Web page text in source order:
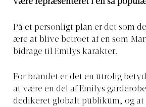
være repræsenteret i en så
På et personligt plan er det som
ære at blive betroet af en som
bidrage til Emilys karakter.
For brandet er det en utrolig
at være en del af Emilys
dedikeret globalt publikum, og at